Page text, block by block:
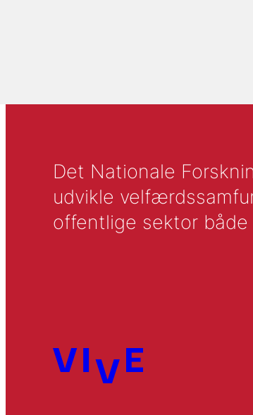
Det Nationale
udvikle
offentlige sektor